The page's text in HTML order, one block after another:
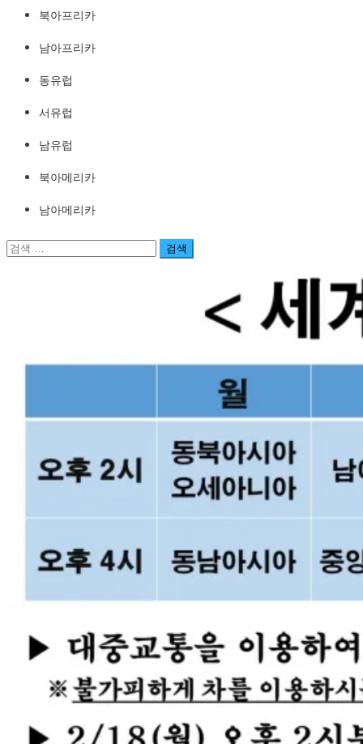
북아프리카
남아프리카
동유럽
서유럽
남유럽
북아메리카
남아메리카
검